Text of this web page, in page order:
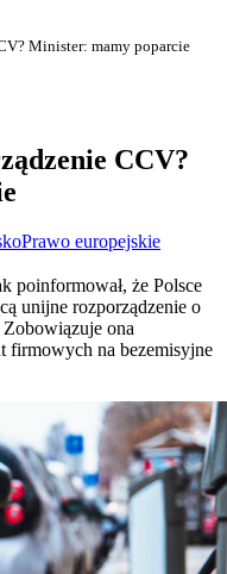
Minister: mamy poparcie
CCV?
Prawo europejskie
poinformował, że Polsce
unijne rozporządzenie o
ona
firmowych na bezemisyjne